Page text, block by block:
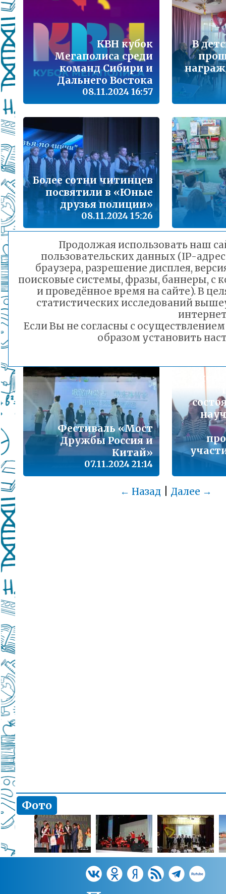
Подробнее...
Школа управленческого резерва: Ваш
Подробнее...
ВАШ РЕБЁНОК ИДЁТ В ДЕТСКИЙ САД
Подробнее...
Детский телефон доверия
Подробнее...
«Горячая линия» для сообщения
находящихся в социально опасной
Подробнее...
Телефон горячей линии по вопросам
проведения государственной итоговой
образовательным программам основного
образования и среднего общего
Порядок предоставления льготного
малоимущих семей
Подробнее...
Горячая линия по вопросам школьного
30-21
дошкольного образования и тел 32-41-13
Подробнее...
КВН кубок
Мегаполиса среди
команд Сибири и
Дальнего Востока
08.11.2024 16:57
В
Более сотни читинцев
посвятили в «Юные
друзья полиции»
08.11.2024 15:26
Тонкий лёд: вместе с
мерами безопасности
07.11.2024 21:37
Фестиваль «Мост
Дружбы Россия и
Китай»
07.11.2024 21:14
← Назад| Далее →
Фото
Продолжая использовать наш
пользовательских данных (IP-
браузера, разрешение дисплея,
поисковые системы, фразы, баннеры, с
и проведённое время на сайте). В
статистических исследований
Если Вы не согласны с
образом установить